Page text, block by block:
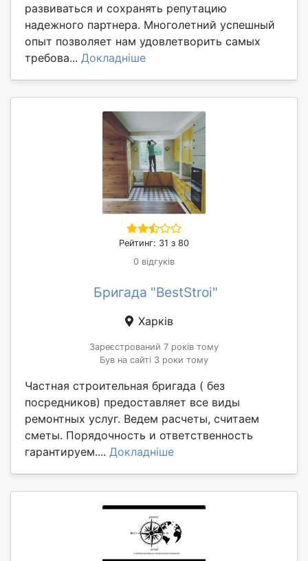
развиваться и сохранять репутацию
надежного партнера. Многолетний успешный
опыт позволяет нам удовлетворить самых
требова... Докладніше
Рейтинг: 31 з 80
0 відгуків
Бригада "BestStroi"
Харків
Зареєстрований 7 років тому
Був на сайті 3 роки тому
Частная строительная бригада ( без
посредников) предоставляет все виды
ремонтных услуг. Ведем расчеты, считаем
сметы. Порядочность и ответственность
гарантируем.... Докладніше